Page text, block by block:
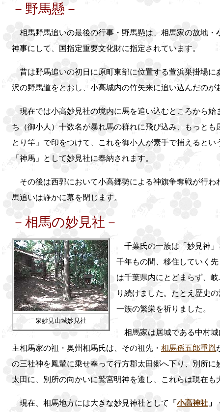
－野馬懸－
相馬野馬追いの最後の行事・野馬懸は、相馬家の故地・
神事にして、国指定重要文化財に指定されています。
昔は野馬追いの初日に原町東部に位置する萱浜巣掛場に
沢の野馬道をとおし、小高城内の竹矢来に追い込んだのが
現在では小高妙見社の境内に馬を追い込むところから始
ち（御小人）十数名が暴れ馬の群れに飛び込み、もっと
とり竿」で印をつけて、これを御小人が素手で捕えると
「神馬」として妙見社に奉納されます。
その後は西郭において小高郷勢による神旗争奪戦が行
馬追いは静かに幕を閉じます。
－相馬の妙見社－
泉妙見山城妙見社
千葉氏の一族は「妙見神」
千年もの間、移住していく
は千葉県内にとどまらず、
り続けました。たとえ歴史
一族の繁栄を祈りました。
相馬家は居城である中村城
主相馬家の祖・奥州相馬氏は、その祖先・ 相馬孫五郎重胤
の三社神を鳳輦に乗せ奉って行方郡太田郷へ下り、別所
太田に、別所の向かいに鷲宮明神を遷し、これらは現在も
現在、相馬地方には大きな妙見神社として 「 小高神社 」